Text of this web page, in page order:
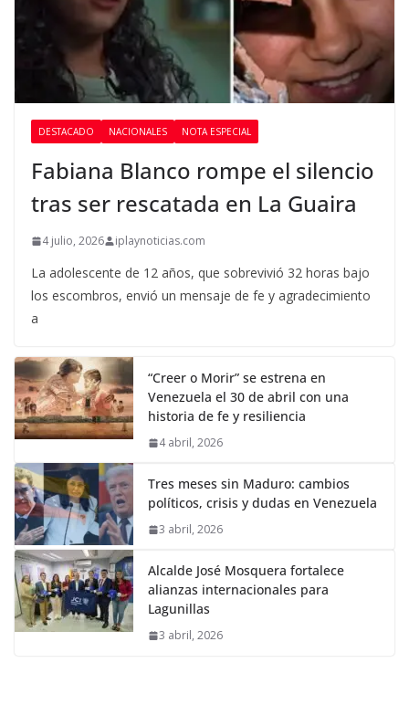
DESTACADO NACIONALES NOTA ESPECIAL
Fabiana Blanco rompe el silencio
tras ser rescatada en La Guaira
4 julio, 2026 iplaynoticias.com
La adolescente de 12 años, que sobrevivió 32 horas bajo
los escombros, envió un mensaje de fe y agradecimiento
a
“Creer o Morir” se estrena en
Venezuela el 30 de abril con una
historia de fe y resiliencia
4 abril, 2026
Tres meses sin Maduro: cambios
políticos, crisis y dudas en Venezuela
3 abril, 2026
Alcalde José Mosquera fortalece
alianzas internacionales para
Lagunillas
3 abril, 2026